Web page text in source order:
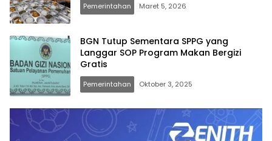
Pemerintahan Maret 5, 2026
BGN Tutup Sementara SPPG yang
Langgar SOP Program Makan Bergizi
Gratis
Pemerintahan Oktober 3, 2025